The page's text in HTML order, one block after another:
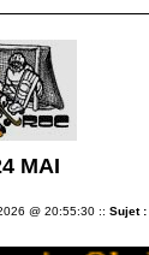
MAI
@ 20:55:30 :: Sujet :